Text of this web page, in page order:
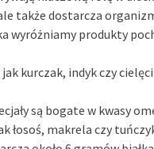
także dostarcza
wyróżniamy produkty
kurczak, indyk czy
są bogate w kwasy
łosoś, makrela czy